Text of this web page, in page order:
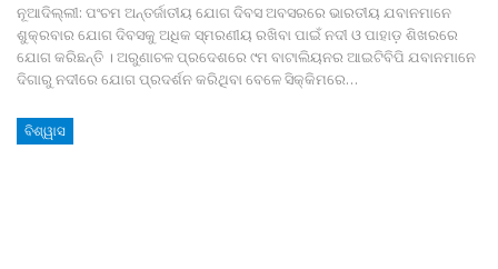
ନୂଆଦିଲ୍ଲୀ: ପଂଚମ ଅନ୍ତର୍ଜାତୀୟ ଯୋଗ ଦିବସ ଅବସରରେ ଭାରତୀୟ ଯବାନମାନେ
ଶୁକ୍ରବାର ଯୋଗ ଦିବସକୁ ଅଧିକ ସ୍ମରଣୀୟ ରଖିବା ପାଇଁ ନଦୀ ଓ ପାହାଡ଼ ଶିଖରରେ
ଯୋଗ କରିଛନ୍ତି । ଅରୁଣାଚଳ ପ୍ରଦେଶରେ ୯ମ ବାଟାଲିୟନର ଆଇଟିବିପି ଯବାନମାନେ
ଦିଗାରୁ ନଦୀରେ ଯୋଗ ପ୍ରଦର୍ଶନ କରିଥିବା ବେଳେ ସିକ୍କିମରେ…
ବିଶ୍ୱାସ